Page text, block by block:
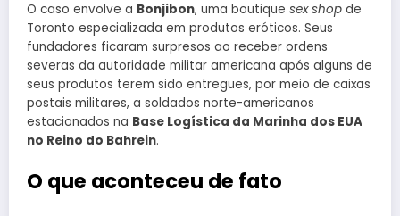
O caso envolve a Bonjibon, uma boutique sex shop de
Toronto especializada em produtos eróticos. Seus
fundadores ficaram surpresos ao receber ordens
severas da autoridade militar americana após alguns de
seus produtos terem sido entregues, por meio de caixas
postais militares, a soldados norte-americanos
estacionados na Base Logística da Marinha dos EUA
no Reino do Bahrein.
O que aconteceu de fato